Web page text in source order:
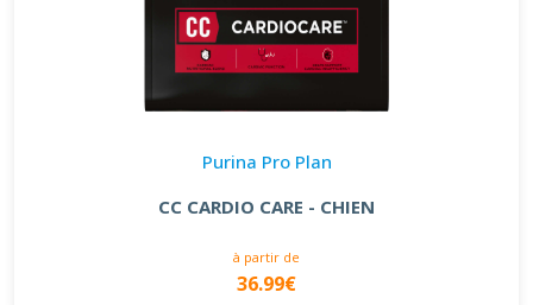
Purina Pro Plan
CC CARDIO CARE - CHIEN
à partir de
36.99€